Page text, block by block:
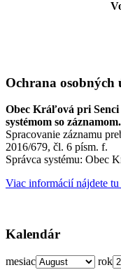
Ochrana osobných
Obec Kráľová pri
systémom so záznamom.
Spracovanie záznamu
2016/679, čl. 6 písm. f.
Správca systému: Obec
Viac informácií nájdete tu
Kalendár
mesiac rok